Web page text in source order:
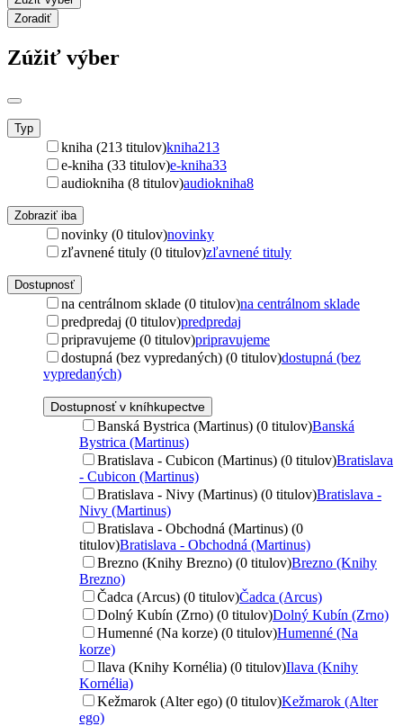
Zoradiť
Zúžiť výber
Typ
kniha (213 titulov)kniha213
e-kniha (33 titulov)e-kniha33
audiokniha (8 titulov)audiokniha8
Zobraziť iba
novinky (0 titulov)novinky
zľavnené tituly (0 titulov)zľavnené tituly
Dostupnosť
na centrálnom sklade (0 titulov)na centrálnom sklade
predpredaj (0 titulov)predpredaj
pripravujeme (0 titulov)pripravujeme
dostupná (bez vypredaných) (0 titulov)dostupná (bez
vypredaných)
Dostupnosť v kníhkupectve
Banská Bystrica (Martinus) (0 titulov)Banská
Bystrica (Martinus)
Bratislava - Cubicon (Martinus) (0 titulov)Bratislava
- Cubicon (Martinus)
Bratislava - Nivy (Martinus) (0 titulov)Bratislava -
Nivy (Martinus)
Bratislava - Obchodná (Martinus) (0
titulov)Bratislava - Obchodná (Martinus)
Brezno (Knihy Brezno) (0 titulov)Brezno (Knihy
Brezno)
Čadca (Arcus) (0 titulov)Čadca (Arcus)
Dolný Kubín (Zrno) (0 titulov)Dolný Kubín (Zrno)
Humenné (Na korze) (0 titulov)Humenné (Na
korze)
Ilava (Knihy Kornélia) (0 titulov)Ilava (Knihy
Kornélia)
Kežmarok (Alter ego) (0 titulov)Kežmarok (Alter
ego)